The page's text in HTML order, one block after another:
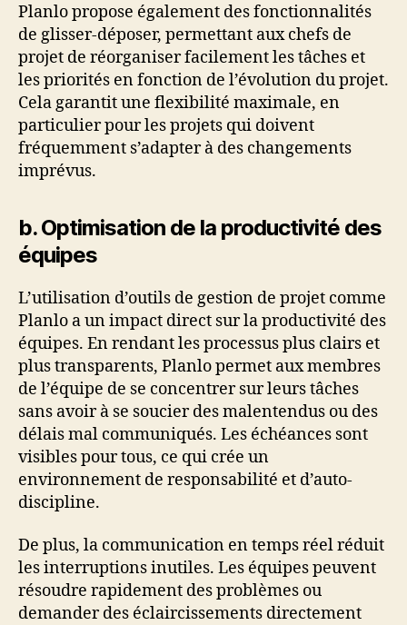
Planlo propose également des fonctionnalités
de glisser-déposer, permettant aux chefs de
projet de réorganiser facilement les tâches et
les priorités en fonction de l’évolution du projet.
Cela garantit une flexibilité maximale, en
particulier pour les projets qui doivent
fréquemment s’adapter à des changements
imprévus.
b. Optimisation de la productivité des
équipes
L’utilisation d’outils de gestion de projet comme
Planlo a un impact direct sur la productivité des
équipes. En rendant les processus plus clairs et
plus transparents, Planlo permet aux membres
de l’équipe de se concentrer sur leurs tâches
sans avoir à se soucier des malentendus ou des
délais mal communiqués. Les échéances sont
visibles pour tous, ce qui crée un
environnement de responsabilité et d’auto-
discipline.
De plus, la communication en temps réel réduit
les interruptions inutiles. Les équipes peuvent
résoudre rapidement des problèmes ou
demander des éclaircissements directement